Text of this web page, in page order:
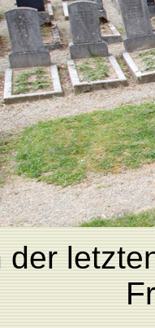
der